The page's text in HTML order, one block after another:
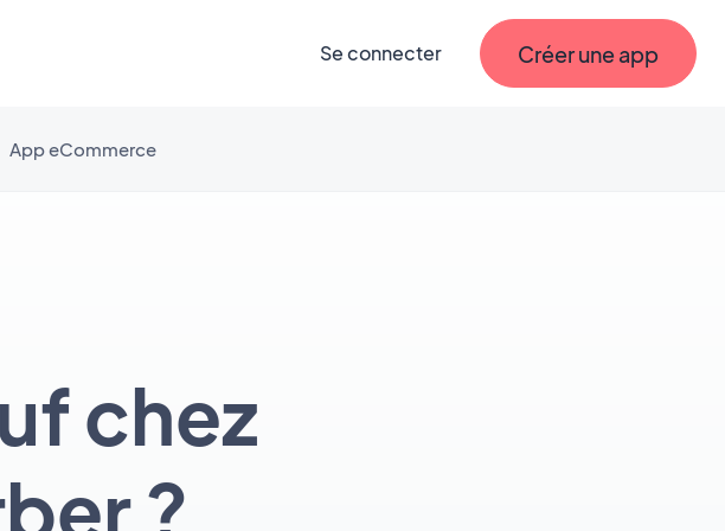
Se connecter Créer une app
chez
?
App eCommerce